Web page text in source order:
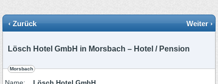
‹ Zurück Weiter ›
Lösch Hotel GmbH in Morsbach – Hotel / Pension
Morsbach